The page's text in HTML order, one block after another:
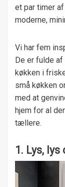
et par timer
moderne,
Vi har fem
De er fulde
køkken i
små køkken
med at
hjem for al
tællere.
1. Lys,